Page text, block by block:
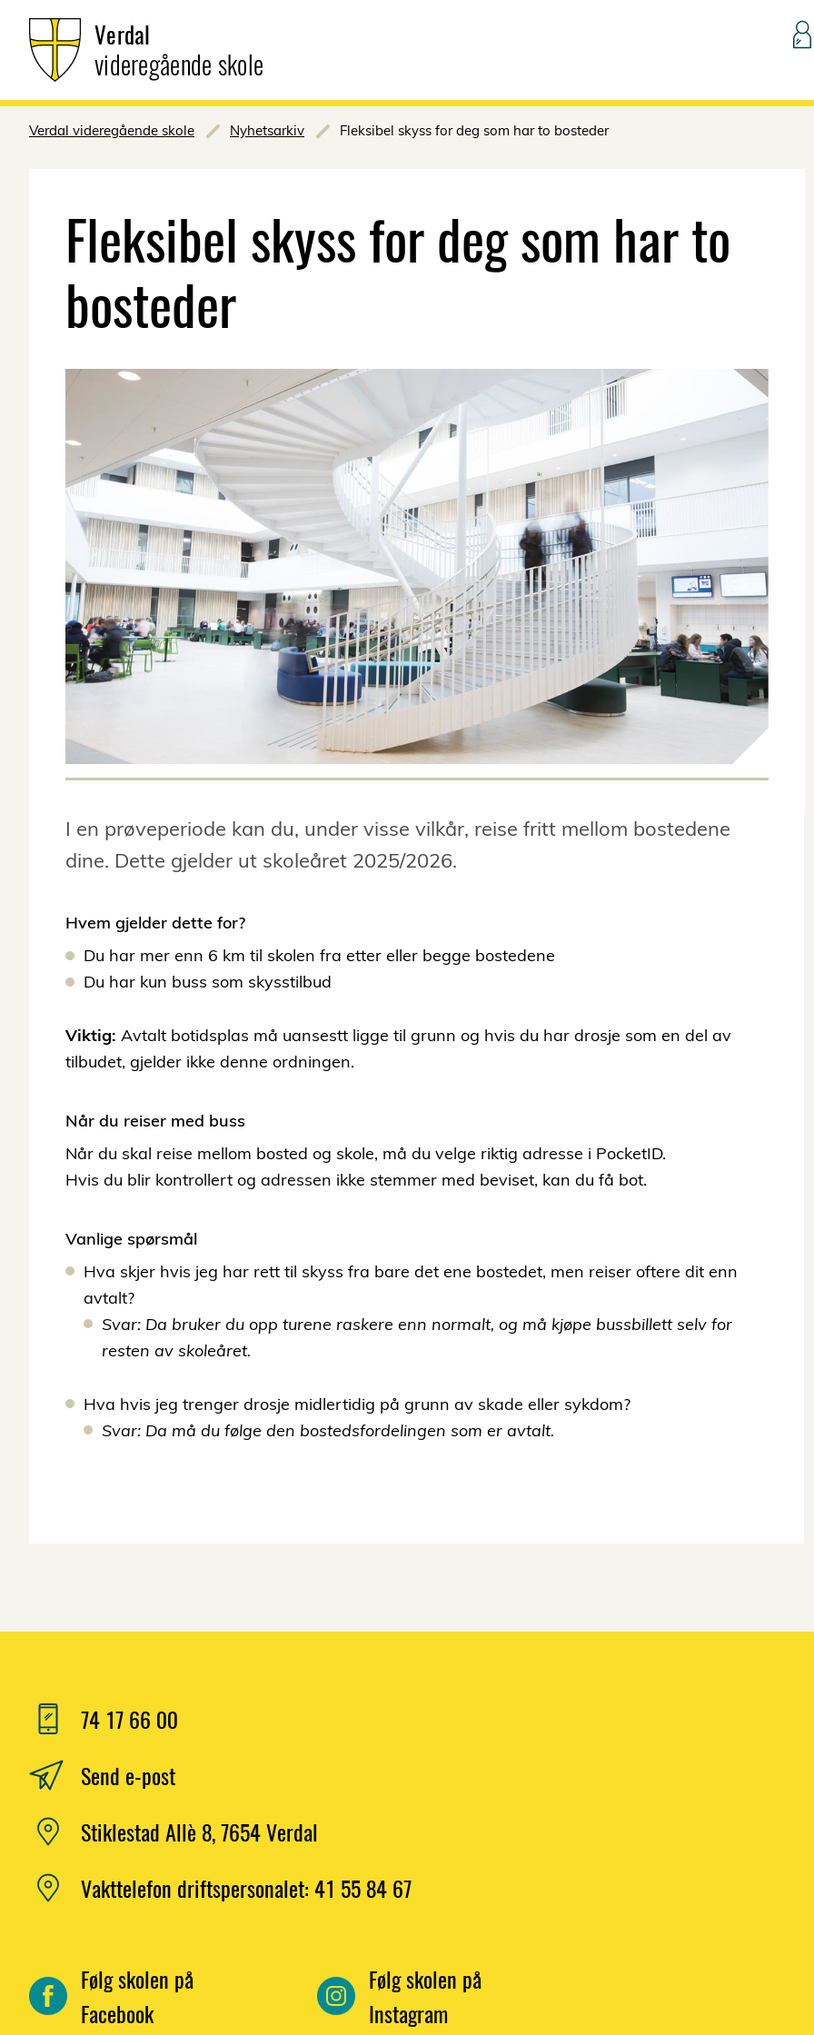
Verdal
videregående skole
Verdal videregående skole Nyhetsarkiv Fleksibel skyss for deg som har to bosteder
Fleksibel skyss for deg som har to
bosteder
I en prøveperiode kan du, under visse vilkår, reise fritt mellom bostedene
dine. Dette gjelder ut skoleåret 2025/2026.
Hvem gjelder dette for?
Du har mer enn 6 km til skolen fra etter eller begge bostedene
Du har kun buss som skysstilbud
Viktig: Avtalt botidsplas må uansestt ligge til grunn og hvis du har drosje som en del av
tilbudet, gjelder ikke denne ordningen.
Når du reiser med buss
Når du skal reise mellom bosted og skole, må du velge riktig adresse i PocketID.
Hvis du blir kontrollert og adressen ikke stemmer med beviset, kan du få bot.
Vanlige spørsmål
Hva skjer hvis jeg har rett til skyss fra bare det ene bostedet, men reiser oftere dit enn
avtalt?
Svar: Da bruker du opp turene raskere enn normalt, og må kjøpe bussbillett selv for
resten av skoleåret.
Hva hvis jeg trenger drosje midlertidig på grunn av skade eller sykdom?
Svar: Da må du følge den bostedsfordelingen som er avtalt.
74 17 66 00
Send e-post
Stiklestad Allè 8, 7654 Verdal
Vakttelefon driftspersonalet: 41 55 84 67
Følg skolen på
Facebook
Følg skolen på
Instagram